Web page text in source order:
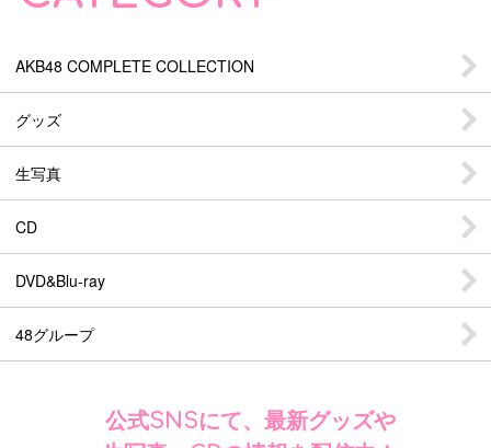
AKB48 COMPLETE COLLECTION
グッズ
生写真
CD
DVD&Blu-ray
48グループ
公式SNSにて、最新グッズや